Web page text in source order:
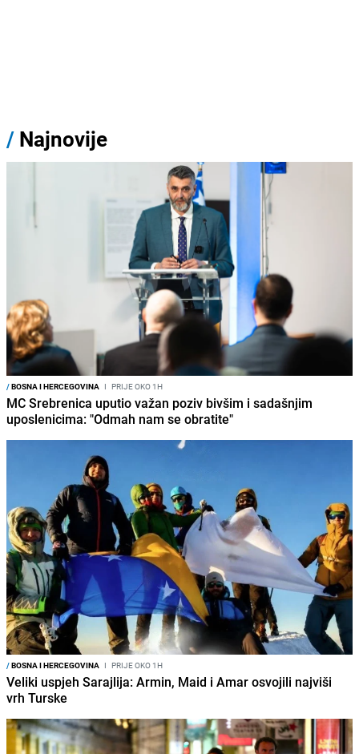
/ Najnovije
/BOSNA I HERCEGOVINA I PRIJE OKO 1H
MC Srebrenica uputio važan poziv bivšim i sadašnjim
uposlenicima: "Odmah nam se obratite"
/BOSNA I HERCEGOVINA I PRIJE OKO 1H
Veliki uspjeh Sarajlija: Armin, Maid i Amar osvojili najviši
vrh Turske